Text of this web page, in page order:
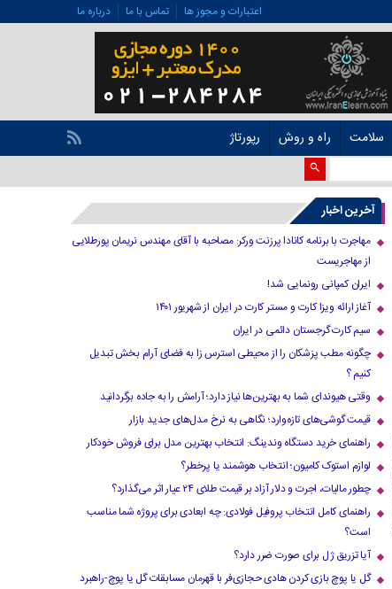
اعتبارات و مجوز ها تماس با ما درباره ما
سلامت راه و روش رپورتاژ
آخرین اخبار
مهاجرت با برنامه کانادا پرزنت ورکر: مصاحبه با آقای مهندس نریمان پورطلایی
از مهاجریست
ایران کمپانی رونمایی شد!
آغاز ارائه ویزا کارت و مستر کارت در ایران از شهریور ۱۴۰۱
سیم کارت گرجستان دائمی در ایران
چگونه مطب پزشکان را از محیطی استرس زا به فضای آرام بخش تبدیل
کنیم ؟
وقتی هیوندای شما به بهترین‌ها نیاز دارد؛ آرامش را به جاده برگردانید
قیمت گوشی‌های تازه‌وارد؛ نگاهی به نرخ مدل‌های جدید بازار
راهنمای خرید دستگاه وندینگ: انتخاب بهترین مدل برای فروش خودکار
لوازم استوک کامیون؛ انتخاب هوشمند یا پرخطر؟
چطور مالیات، اجرت و دلار آزاد بر قیمت طلای ۲۴ عیار اثر می‌گذارد؟
راهنمای کامل انتخاب پروفیل فولادی: چه ابعادی برای پروژه شما مناسب
است؟
آیا تزریق ژل برای صورت ضرر دارد​؟
گل یا پوچ بازی کردن هادی حجازی‌فر با قهرمان مسابقات گل یا پوچ-راهبرد